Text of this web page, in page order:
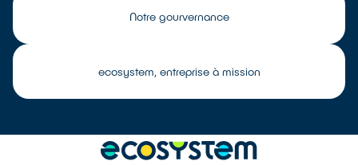
Notre gourvernance
ecosystem, entreprise à mission